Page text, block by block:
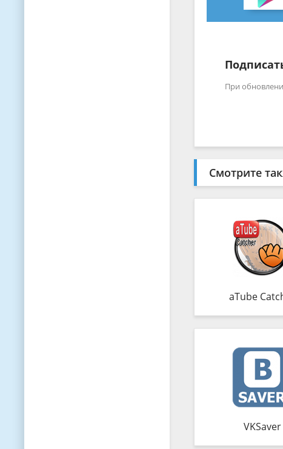
При
Смотрите
aTube
VKSaver